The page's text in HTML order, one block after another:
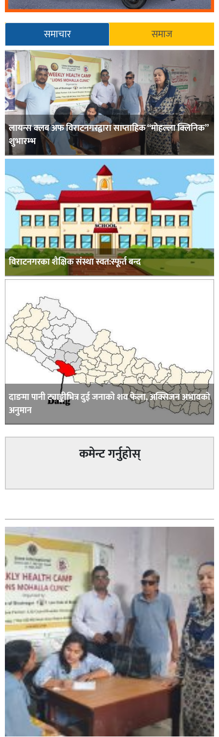
समाचार समाज
लायन्स क्लब अफ विराटनगरद्वारा साप्ताहिक “मोहल्ला क्लिनिक”
शुभारम्भ
विराटनगरका शैक्षिक संस्था स्वत:स्फूर्त बन्द
दाङमा पानी ट्याङ्कीभित्र दुई जनाको शव फेला, अक्सिजन अभावकाे
अनुमान
कमेन्ट गर्नुहोस्